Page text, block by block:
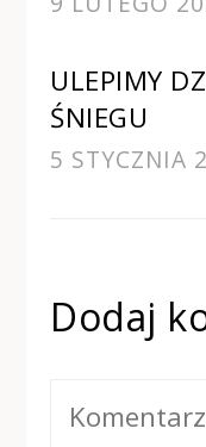
ULEPIMY
ŚNIEGU
5 STYCZNIA
Dodaj